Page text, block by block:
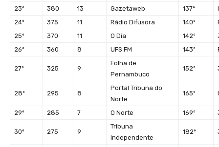
23º
380 13 Gazetaweb 137º
24º
375 11 Rádio Difusora 140º
25º
370 11 O Dia 142º
26º
360 8 UFS FM 143º
27º 325 9
Folha de
Pernambuco
152º
28º 295 8
Portal Tribuna do
Norte
165º
29º 285 7 O Norte 169º
30º 275 9
Tribuna
Independente
182º